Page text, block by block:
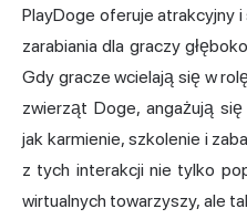
PlayDoge oferuje atrakcyjny
zarabiania dla graczy
Gdy gracze wcielają się w
zwierząt Doge, angażują
jak karmienie, szkolenie i
z tych interakcji nie tylko
wirtualnych towarzyszy, ale